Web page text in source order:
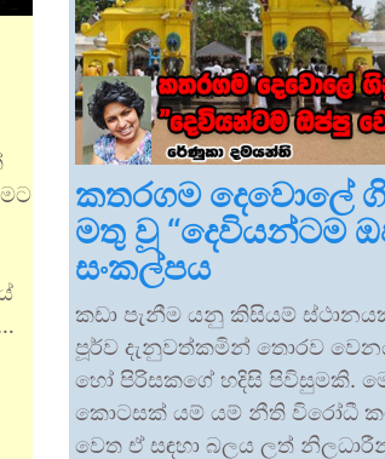
කතරගම දෙවොලේ
මතු වූ “දෙවියන්ටම
සංකල්පය
කඩා පැනීම යනු කිසියම්
පූර්ව දැනුවත්කමින් තොරව
හෝ පිරිසකගේ හදිසි පිවිසුමකි.
කොටසක් යම් යම් නීති විරෝධී
වෙත ඒ සඳහා බලය ලත්